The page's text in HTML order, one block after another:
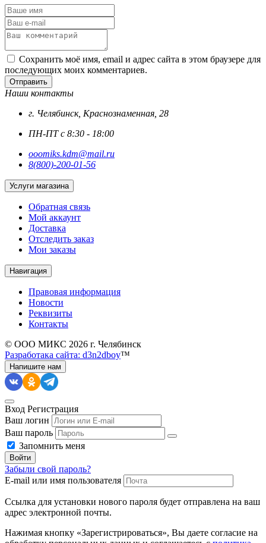
Сохранить моё имя, email и адрес сайта в этом браузере для
последующих моих комментариев.
Отправить
Наши контакты
г. Челябинск, Краснознаменная, 28
ПН-ПТ с 8:30 - 18:00
ooomiks.kdm@mail.ru
8(800)-200-01-56
Услуги магазина
Обратная связь
Мой аккаунт
Доставка
Отследить заказ
Мои заказы
Навигация
Правовая информация
Новости
Реквизиты
Контакты
© ООО МИКС 2026 г. Челябинск
Разработака сайта: d3n2dboy™
Напишите нам
Вход Регистрация
Ваш логин
Ваш пароль
Запомнить меня
Войти
Забыли свой пароль?
E-mail или имя пользователя
Ссылка для установки нового пароля будет отправлена ​​на ваш
адрес электронной почты.
Нажимая кнопку «Зарегистрироваться», Вы даете согласие на